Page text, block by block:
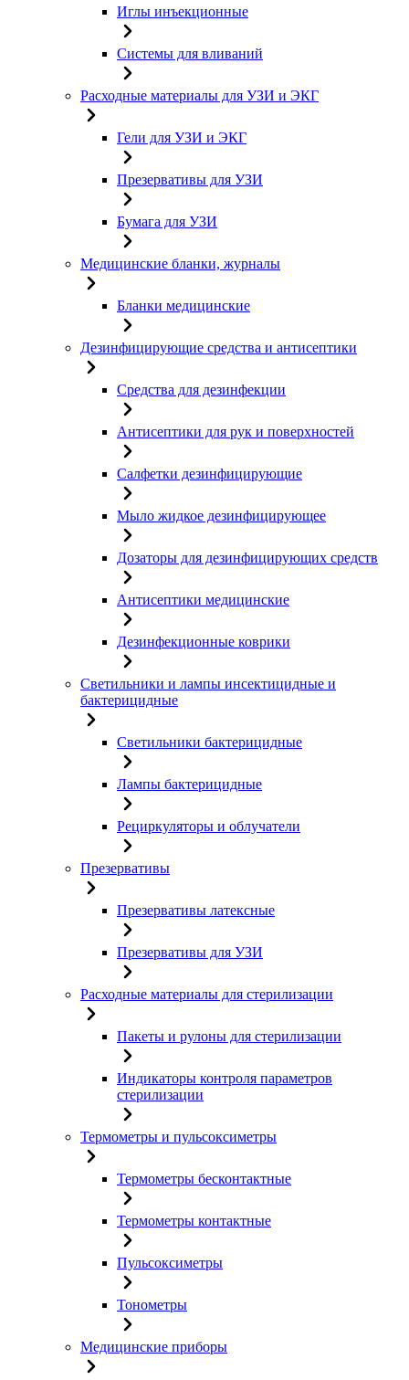
Иглы инъекционные
Системы для вливаний
Расходные материалы для УЗИ и ЭКГ
Гели для УЗИ и ЭКГ
Презервативы для УЗИ
Бумага для УЗИ
Медицинские бланки, журналы
Бланки медицинские
Дезинфицирующие средства и антисептики
Средства для дезинфекции
Антисептики для рук и поверхностей
Салфетки дезинфицирующие
Мыло жидкое дезинфицирующее
Дозаторы для дезинфицирующих средств
Антисептики медицинские
Дезинфекционные коврики
Светильники и лампы инсектицидные и
бактерицидные
Светильники бактерицидные
Лампы бактерицидные
Рециркуляторы и облучатели
Презервативы
Презервативы латексные
Презервативы для УЗИ
Расходные материалы для стерилизации
Пакеты и рулоны для стерилизации
Индикаторы контроля параметров
стерилизации
Термометры и пульсоксиметры
Термометры бесконтактные
Термометры контактные
Пульсоксиметры
Тонометры
Медицинские приборы